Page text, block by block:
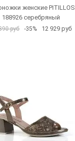
женские PITILLOS
188926 серебряный
руб -35% 12 929 руб